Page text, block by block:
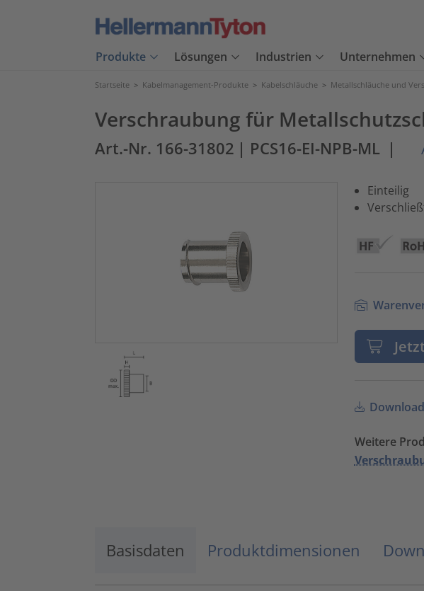
Produkte Lösungen Industrien Unternehmen
Startseite > Kabelmanagement-Produkte > Kabelschläuche > Metallschläuche und
Verschraubung für
Art.-Nr. 166-31802 | PCS16-EI-NPB-ML |
Einteilig
Weitere
Basisdaten Produktdimensionen